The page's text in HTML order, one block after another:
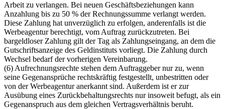
Arbeit zu verlangen. Bei neuen Geschäftsbeziehungen kann
Anzahlung bis zu 50 % der Rechnungssumme verlangt werden.
Diese Zahlung hat unverzüglich zu erfolgen, anderenfalls ist die
Werbeagentur berechtigt, vom Auftrag zurückzutreten. Bei
bargeldloser Zahlung gilt der Tag als Zahlungseingang, an dem die
Gutschriftsanzeige des Geldinstituts vorliegt. Die Zahlung durch
Wechsel bedarf der vorherigen Vereinbarung.
(6) Aufrechnungsrechte stehen dem Auftraggeber nur zu, wenn
seine Gegenansprüche rechtskräftig festgestellt, unbestritten oder
von der Werbeagentur anerkannt sind. Außerdem ist er zur
Ausübung eines Zurückbehaltungsrechts nur insoweit befugt, als ein
Gegenanspruch aus dem gleichen Vertragsverhältnis beruht.